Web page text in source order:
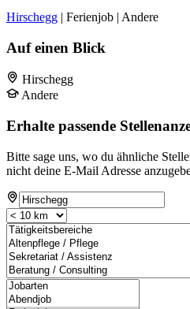
Hirschegg | Ferienjob | Andere
Auf einen Blick
Hirschegg
Andere
Erhalte passende
Bitte sage uns, wo du ähnliche
nicht deine E-Mail Adresse